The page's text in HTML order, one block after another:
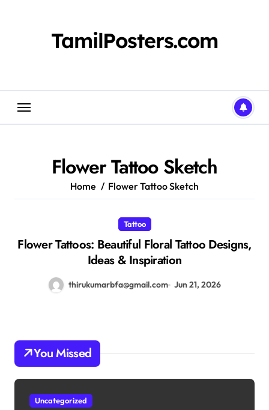
TamilPosters.com
Flower Tattoo Sketch
Home Flower Tattoo Sketch
Tattoo
Flower Tattoos: Beautiful Floral Tattoo Designs,
Ideas & Inspiration
thirukumarbfa@gmail.com Jun 21, 2026
You Missed
Uncategorized